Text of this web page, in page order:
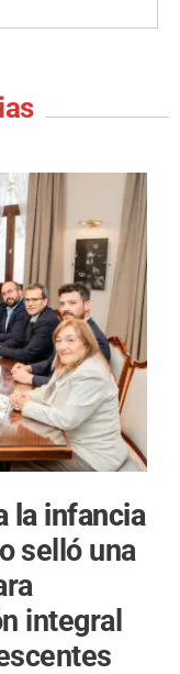
la infancia
selló una
integral